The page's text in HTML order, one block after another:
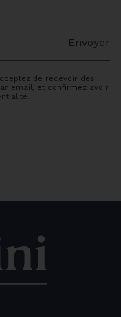
Envoyer
de recevoir des
email, et confirmez avoir
.